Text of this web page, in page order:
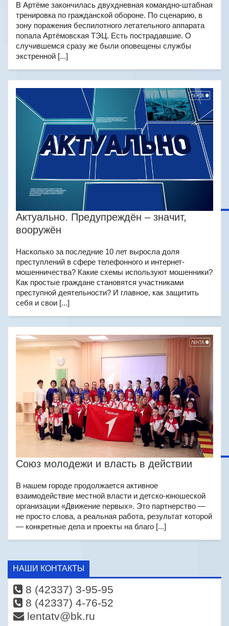
В Артёме закончилась двухдневная командно-штабная
тренировка по гражданской обороне. По сценарию, в
зону поражения беспилотного летательного аппарата
попала Артёмовская ТЭЦ. Есть пострадавшие. О
случившемся сразу же были оповещены службы
экстренной [...]
Актуально. Предупреждён – значит,
вооружён
Насколько за последние 10 лет выросла доля
преступлений в сфере телефонного и интернет-
мошенничества? Какие схемы используют мошенники?
Как простые граждане становятся участниками
преступной деятельности? И главное, как защитить
себя и свои [...]
Союз молодежи и власть в действии
В нашем городе продолжается активное
взаимодействие местной власти и детско-юношеской
организации «Движение первых». Это партнерство —
не просто слова, а реальная работа, результат которой
— конкретные дела и проекты на благо [...]
НАШИ КОНТАКТЫ
8 (42337) 3-95-95
8 (42337) 4-76-52
lentatv@bk.ru